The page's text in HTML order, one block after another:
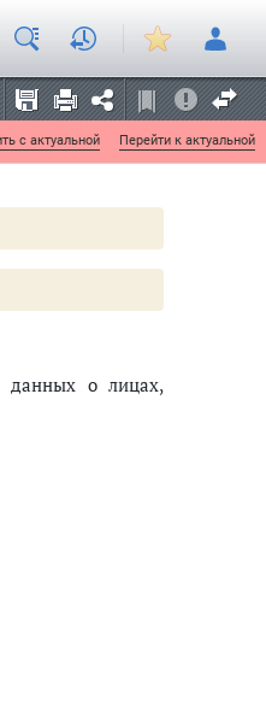
с актуальной Перейти к актуальной
образовании и
данных о лицах,